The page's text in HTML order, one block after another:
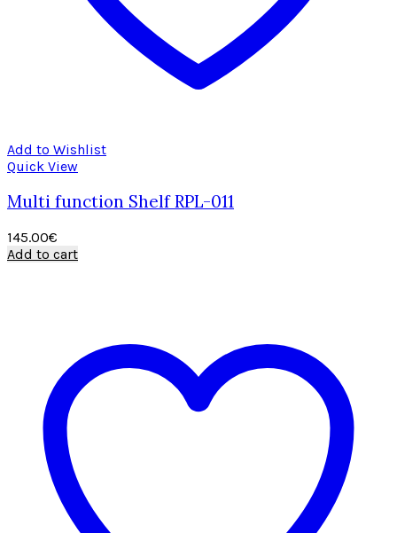
Add to Wishlist
Quick View
Multi function Shelf RPL-011
145.00€
Add to cart